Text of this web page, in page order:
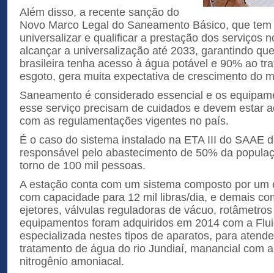
Além disso, a recente sanção do
Novo Marco Legal do Saneamento Básico, que
universalizar e qualificar a prestação dos serviços
alcançar a universalização até 2033, garantindo
brasileira tenha acesso à água potável e 90% ao
esgoto, gera muita expectativa de crescimento do
Saneamento é considerado essencial e os
esse serviço precisam de cuidados e devem estar
com as regulamentações vigentes no país.
É o caso do sistema instalado na ETA III do SAAE
responsável pelo abastecimento de 50% da
torno de 100 mil pessoas.
A estação conta com um sistema composto por um
com capacidade para 12 mil libras/dia, e demais
ejetores, válvulas reguladoras de vácuo,
equipamentos foram adquiridos em 2014 com a
especializada nestes tipos de aparatos, para
tratamento de água do rio Jundiaí, manancial com
nitrogênio amoniacal.